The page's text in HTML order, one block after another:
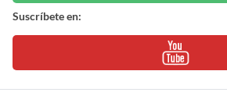
Suscríbete en: